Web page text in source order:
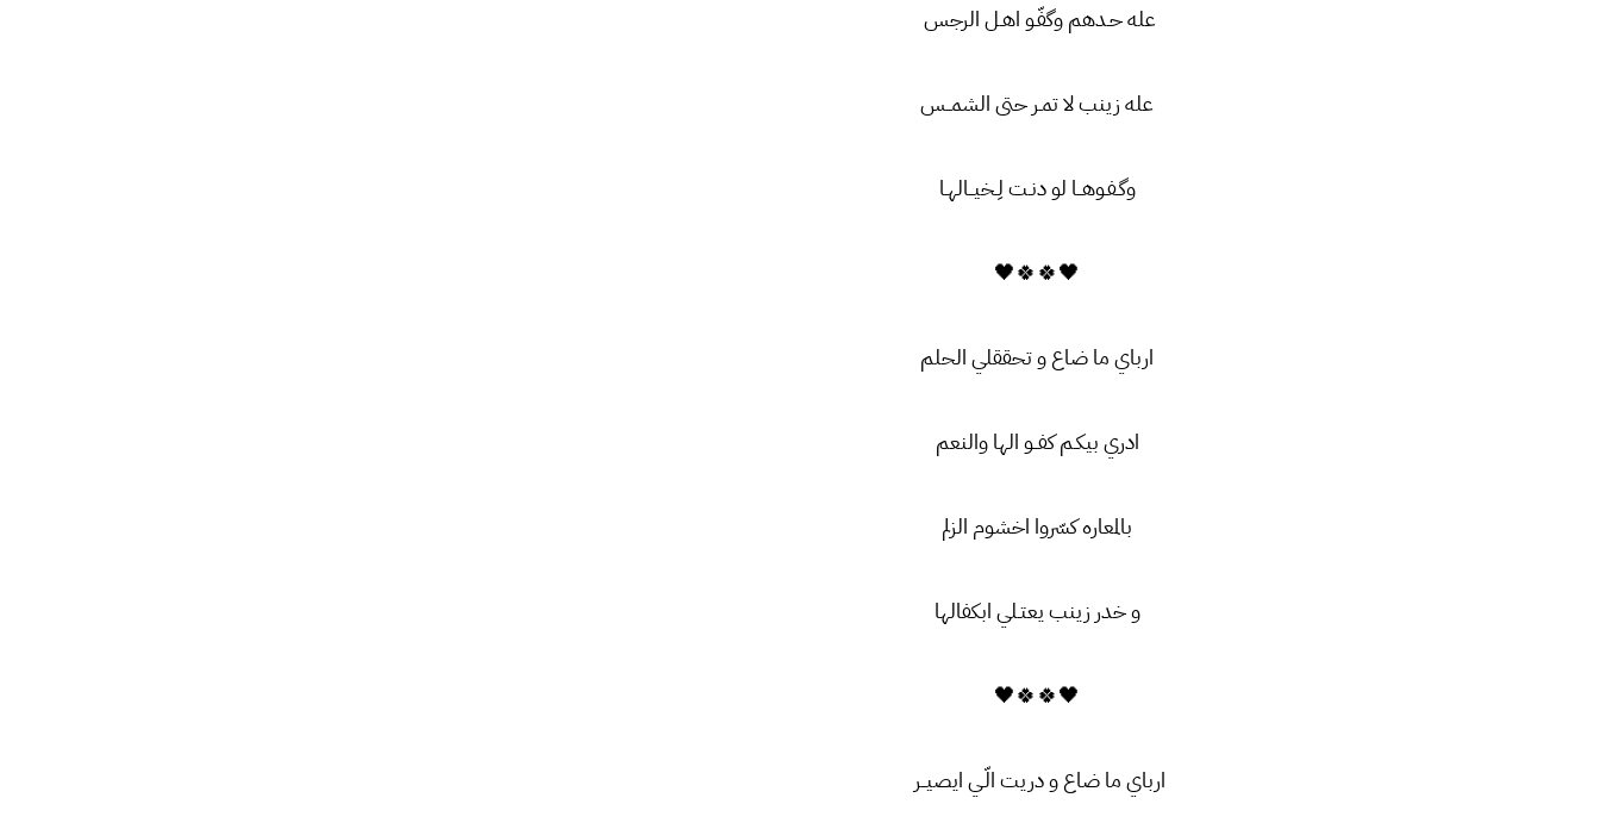
عله حـدهم وگفّـو اهـل الرجس
عله زینب لا تمـر حتى الشمــس
وگـفـوهــا لو دنـت لِـخیــالهـا
🖤🍀🍀🖤
ارباي ما ضاع و تحققلي الحلم
ادري بیکـم کفــو الها والنعم
بالمعاره کسّروا اخشوم الزلم
و خدر زینب يعتـلي ابکفالها
🖤🍀🍀🖤
ارباي ما ضاع و دریت الّـي ایصیــر